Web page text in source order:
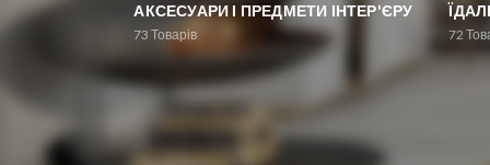
АКСЕСУАРИ І ПРЕДМЕТИ ІНТЕР'ЄРУ
73 Товарів 72